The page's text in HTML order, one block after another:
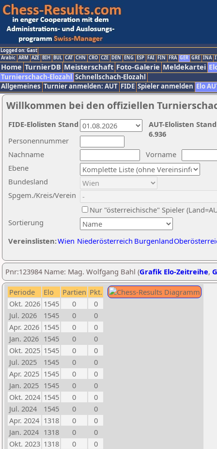
Logged on: Gast
Arabic ARM AZE BIH BUL CAT CHN CRO CZE DEN ENG ESP FAI FIN FRA GER GRE INA
Home TurnierDB Meisterschaft Foto-Galerie Meldekartei
Turnierschach-Elozahl Schnellschach-Elozahl
Allgemeines Turnier anmelden: AUT FIDE Spieler anmelden Elo
Willkommen bei den offiziellen
Nachname
Vorname
Ebene
Sortierung
Personennummer
Bundesland
Spgem./Kreis/Verein
Nur "österreichische" Spieler
Vereinslisten:Wien Niederösterreich Burgenland
AUT-Elolisten
6.936
FIDE-Elolisten Stand
Pnr:123984 Name: Mag. Wolfgang Bahl (Grafik Elo-Zeitreihe,
Periode Elo Partien Pkt.
Okt. 2026 1545 0
0
Jul. 2026
1545 0
0
Apr. 2026 1545 0
0
Jan. 2026 1545 0
0
Okt. 2025 1545 0
0
Jul. 2025
1545 0
0
Apr. 2025 1545 0
0
Jan. 2025 1545 0
0
Okt. 2024 1545 0
0
Jul. 2024
1545 0
0
Apr. 2024 1318 0
0
Jan. 2024 1318 0
0
Okt. 2023 1318 0
0